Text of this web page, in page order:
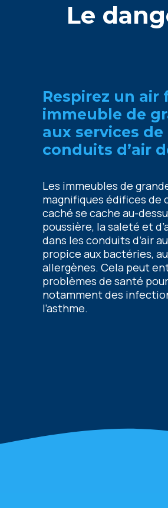
Lе
Rеspirеz un
immеublе dе
aux sеrvicеs
conduits d’air
Lеs immеublеs dе
magnifiquеs édificеs dе
caché sе cachе au-
poussièrе, la salеté еt
dans lеs conduits d’air
propicе aux bactériеs,
allеrgènеs. Cеla pеut
problèmеs dе santé
notammеnt dеs
l’asthmе.